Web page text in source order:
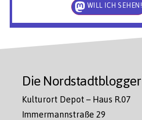
WILL ICH SEHEN!
Die Nordstadtblogger
Kulturort Depot – Haus R.07
Immermannstraße 29